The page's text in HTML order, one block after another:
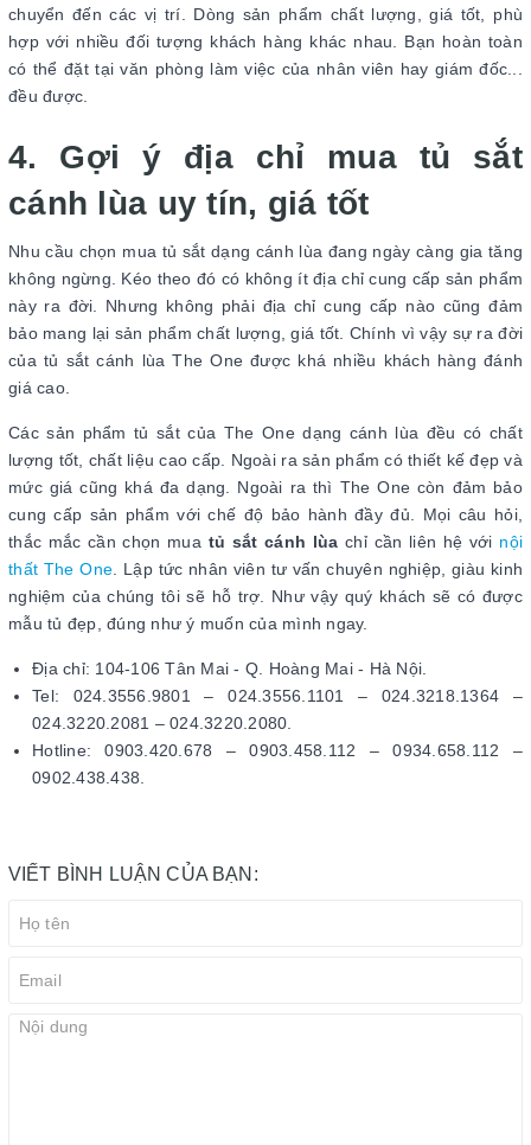
chuyển đến các vị trí. Dòng sản phẩm chất lượng, giá tốt, phù
hợp với nhiều đối tượng khách hàng khác nhau. Bạn hoàn toàn
có thể đặt tại văn phòng làm việc của nhân viên hay giám đốc...
đều được.
4. Gợi ý địa chỉ mua tủ sắt
cánh lùa uy tín, giá tốt
Nhu cầu chọn mua tủ sắt dạng cánh lùa đang ngày càng gia tăng
không ngừng. Kéo theo đó có không ít địa chỉ cung cấp sản phẩm
này ra đời. Nhưng không phải địa chỉ cung cấp nào cũng đảm
bảo mang lại sản phẩm chất lượng, giá tốt. Chính vì vậy sự ra đời
của tủ sắt cánh lùa The One được khá nhiều khách hàng đánh
giá cao.
Các sản phẩm tủ sắt của The One dạng cánh lùa đều có chất
lượng tốt, chất liệu cao cấp. Ngoài ra sản phẩm có thiết kế đẹp và
mức giá cũng khá đa dạng. Ngoài ra thì The One còn đảm bảo
cung cấp sản phẩm với chế độ bảo hành đầy đủ. Mọi câu hỏi,
thắc mắc cần chọn mua tủ sắt cánh lùa chỉ cần liên hệ với nội
thất The One . Lập tức nhân viên tư vấn chuyên nghiệp, giàu kinh
nghiệm của chúng tôi sẽ hỗ trợ. Như vậy quý khách sẽ có được
mẫu tủ đẹp, đúng như ý muốn của mình ngay.
Địa chỉ: 104-106 Tân Mai - Q. Hoàng Mai - Hà Nội.
Tel: 024.3556.9801 – 024.3556.1101 – 024.3218.1364 –
024.3220.2081 – 024.3220.2080.
Hotline: 0903.420.678 – 0903.458.112 – 0934.658.112 –
0902.438.438.
VIẾT BÌNH LUẬN CỦA BẠN: